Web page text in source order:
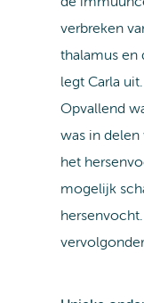
verbreken
thalamus en
legt Carla uit.
Opvallend
was in delen
het
mogelijk